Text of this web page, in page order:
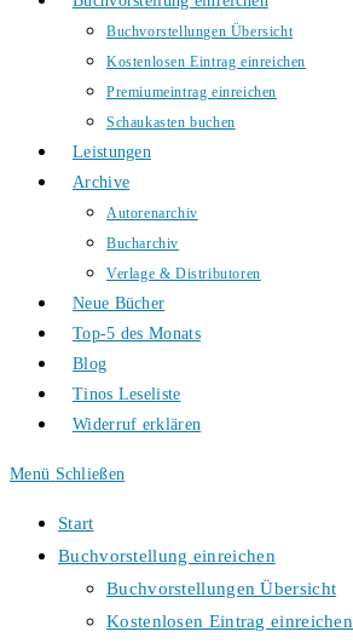
Buchvorstellungen Übersicht
Kostenlosen Eintrag einreichen
Premiumeintrag einreichen
Schaukasten buchen
Leistungen
Archive
Autorenarchiv
Bucharchiv
Verlage & Distributoren
Neue Bücher
Top-5 des Monats
Blog
Tinos Leseliste
Widerruf erklären
Menü Schließen
Start
Buchvorstellung einreichen
Buchvorstellungen Übersicht
Kostenlosen Eintrag einreichen